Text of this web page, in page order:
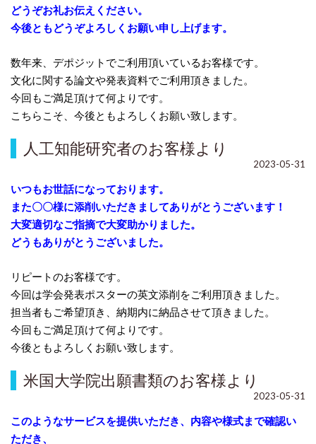
どうぞお礼お伝えください。
今後ともどうぞよろしくお願い申し上げます。
数年来、デポジットでご利用頂いているお客様です。
文化に関する論文や発表資料でご利用頂きました。
今回もご満足頂けて何よりです。
こちらこそ、今後ともよろしくお願い致します。
人工知能研究者のお客様より
2023-05-31
いつもお世話になっております。
また〇〇様に添削いただきましてありがとうございます！
大変適切なご指摘で大変助かりました。
どうもありがとうございました。
リピートのお客様です。
今回は学会発表ポスターの英文添削をご利用頂きました。
担当者もご希望頂き、納期内に納品させて頂きました。
今回もご満足頂けて何よりです。
今後ともよろしくお願い致します。
米国大学院出願書類のお客様より
2023-05-31
このようなサービスを提供いただき、 内容や様式まで確認い
ただき、